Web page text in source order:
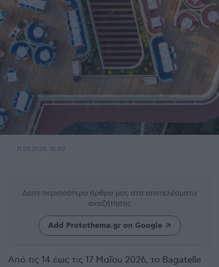
11.05.2026, 10:00
Δείτε περισσότερα άρθρα μας στα αποτελέσματα
αναζήτησης
Add Protothema.gr on Google
Από τις 14 έως τις 17 Μαΐου 2026, το Bagatelle